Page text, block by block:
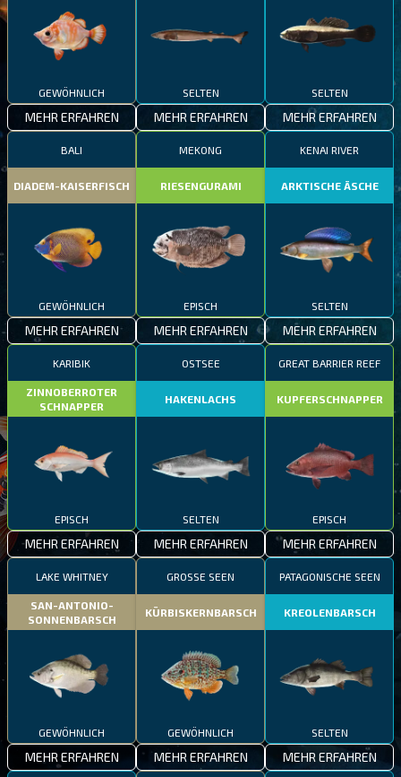
GEWÖHNLICH
MEHR ERFAHREN
SELTEN
MEHR ERFAHREN
SELTEN
MEHR ERFAHREN
BALI
DIADEM-KAISERFISCH
GEWÖHNLICH
MEHR ERFAHREN
MEKONG
RIESENGURAMI
EPISCH
MEHR ERFAHREN
KENAI RIVER
ARKTISCHE ÄSCHE
SELTEN
MEHR ERFAHREN
KARIBIK
ZINNOBERROTER
SCHNAPPER
EPISCH
MEHR ERFAHREN
OSTSEE
HAKENLACHS
SELTEN
MEHR ERFAHREN
GREAT BARRIER REEF
KUPFERSCHNAPPER
EPISCH
MEHR ERFAHREN
LAKE WHITNEY
SAN-ANTONIO-
SONNENBARSCH
GEWÖHNLICH
MEHR ERFAHREN
GROSSE SEEN
KÜRBISKERNBARSCH
GEWÖHNLICH
MEHR ERFAHREN
PATAGONISCHE SEEN
KREOLENBARSCH
SELTEN
MEHR ERFAHREN